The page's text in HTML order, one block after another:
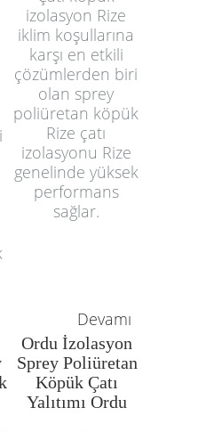
izolasyon Rize
iklim koşullarına
karşı en etkili
çözümlerden biri
olan sprey
poliüretan köpük
Rize çatı
izolasyonu Rize
genelinde yüksek
performans
sağlar.
Devamı
Ordu İzolasyon
Sprey Poliüretan
Köpük Çatı
Yalıtımı Ordu